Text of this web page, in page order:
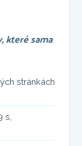
které sama
stránkách
s,